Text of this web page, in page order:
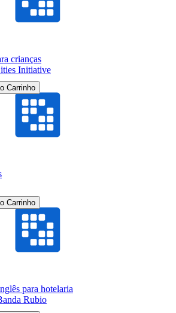
crianças
Initiative
Carrinho
Carrinho
para hotelaria
Rubio